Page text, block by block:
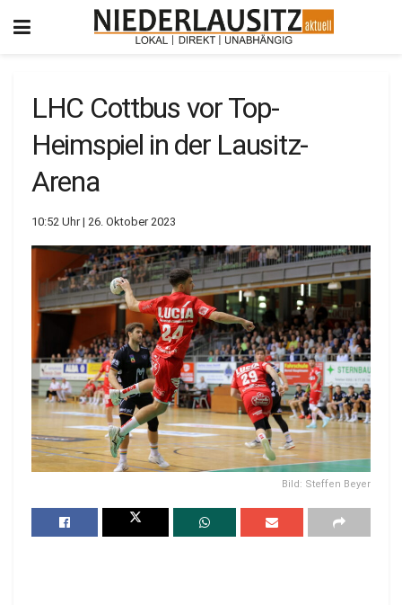
LHC Cottbus vor Top-
Heimspiel in der Lausitz-
Arena
10:52 Uhr | 26. Oktober 2023
Bild: Steffen Beyer